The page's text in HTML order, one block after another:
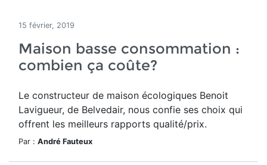
15 février, 2019
Maison basse consommation :
combien ça coûte?
Le constructeur de maison écologiques Benoit
Lavigueur, de Belvedair, nous confie ses choix qui
offrent les meilleurs rapports qualité/prix.
Par : André Fauteux